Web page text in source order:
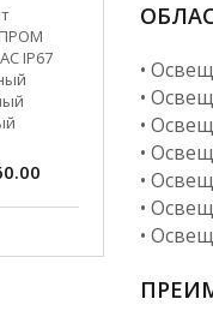
•
•
•
•
•
•
•
IP67